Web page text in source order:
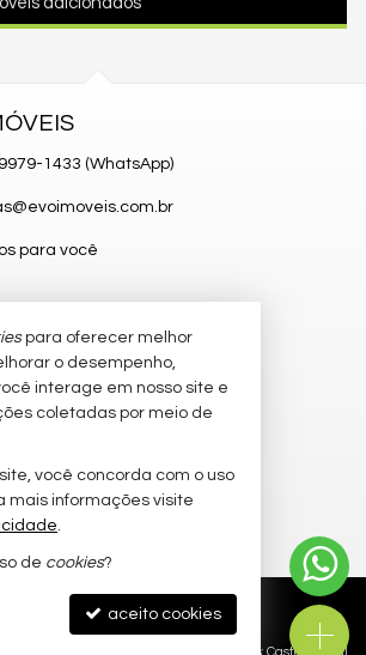
1433 (WhatsApp)
para você
por WhatsApp
favoritos
de imóveis
Política de Privacidade
Site para imobiliárias: Castel Digital
para oferecer melhor
o desempenho,
interage em nosso site e
coletadas por meio de
você concorda com o uso
mais informações visite
.
de cookies?
aceito cookies